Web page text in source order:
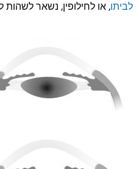
לביתו, או לחילופין, נשאר